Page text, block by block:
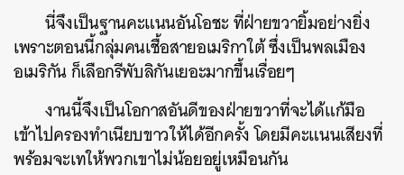
นี่จึงเป็นฐานคะแนนอันโอชะ ที่ฝ่ายขวายิ้มอย่างยิ่ง
เพราะตอนนี้กลุ่มคนเชื้อสายอเมริกาใต้ ซึ่งเป็นพลเมือง
อเมริกัน ก็เลือกรีพับลิกันเยอะมากขึ้นเรื่อยๆ
งานนี้จึงเป็นโอกาสอันดีของฝ่ายขวาที่จะได้แก้มือ
เข้าไปครองทำเนียบขาวให้ได้อีกครั้ง โดยมีคะแนนเสียงที่
พร้อมจะเทให้พวกเขาไม่น้อยอยู่เหมือนกัน